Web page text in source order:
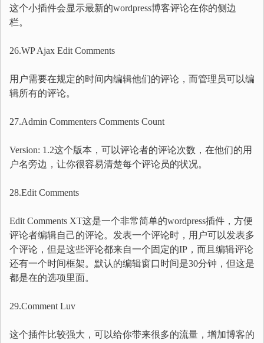
这个小插件会显示最新的wordpress博客评论在你的侧边
栏。
26.WP Ajax Edit Comments
用户需要在规定的时间内编辑他们的评论，而管理员可以编
辑所有的评论。
27.Admin Commenters Comments Count
Version: 1.2这个版本，可以评论者的评论次数，在他们的用
户名旁边，让你很容易清楚每个评论员的状况。
28.Edit Comments
Edit Comments XT这是一个非常简单的wordpress插件，方便
评论者编辑自己的评论。发表一个评论时，用户可以发表多
个评论，但是这些评论都来自一个固定的IP，而且编辑评论
还有一个时间框架。默认的编辑窗口时间是30分钟，但这是
都是在的选项里面。
29.Comment Luv
这个插件比较强大，可以给你带来很多的流量，增加博客的